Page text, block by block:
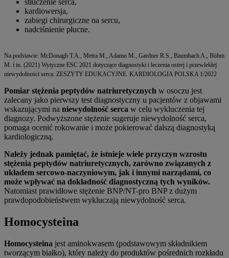
stłuczenie serca,
kardiowersja,
zabiegi chirurgiczne na sercu,
nadciśnienie płucne.
Na podstawie: McDonagh T.A., Metra M., Adamo M., Gardner R.S., Baumbach A., Böhm
M. i in. (2021) Wytyczne ESC 2021 dotyczące diagnostyki i leczenia ostrej i przewlekłej
niewydolności serca. ZESZYTY EDUKACYJNE. KARDIOLOGIA POLSKA 1/2022
Pomiar stężenia peptydów natriuretycznych w osoczu jest
zalecany jako pierwszy test diagnostyczny u pacjentów z objawami
wskazującymi na niewydolność serca w celu wykluczenia tej
diagnozy. Podwyższone stężenie sugeruje niewydolność serca,
pomaga ocenić rokowanie i może pokierować dalszą diagnostyką
kardiologiczną.
Należy jednak pamiętać, że istnieje wiele przyczyn wzrostu
stężenia peptydów natriuretycznych, zarówno związanych z
układem sercowo-naczyniowym, jak i innymi narządami, co
może wpływać na dokładność diagnostyczną tych wyników.
Natomiast prawidłowe stężenie BNP/NT-pro BNP z dużym
prawdopodobieństwem wykluczają niewydolność serca.
Homocysteina
Homocysteina jest aminokwasem (podstawowym składnikiem
tworzącym białko), który należy do produktów pośrednich rozkładu